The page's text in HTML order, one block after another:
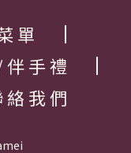
單
手禮
絡我們